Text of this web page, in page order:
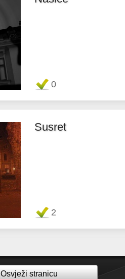
0
Susret
2
Osvježi stranicu